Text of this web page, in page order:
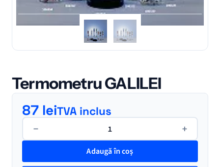
Termometru GALILEI
87 leiTVA inclus
−
Cantitate
+
Adaugă în coș